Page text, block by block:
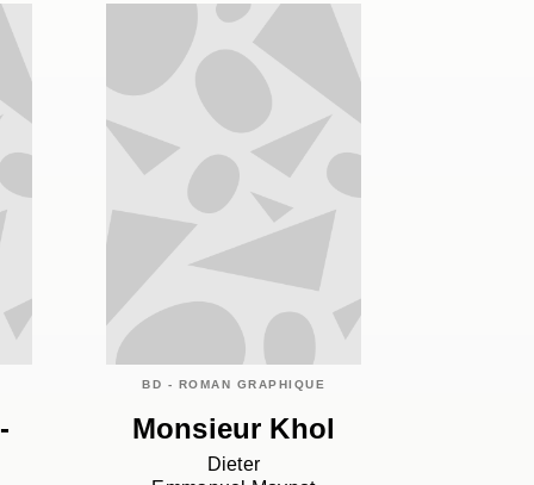
BD - ROMAN GRAPHIQUE
Monsieur Khol
Dieter